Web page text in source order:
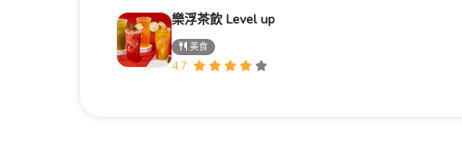
樂浮茶飲 Level up
美食
4.7